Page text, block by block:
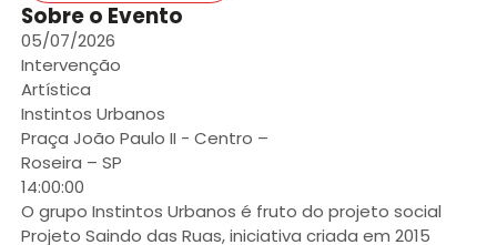
Sobre o Evento
05/07/2026
Intervenção
Artística
Instintos Urbanos
Praça João Paulo II - Centro –
Roseira – SP
14:00:00
O grupo Instintos Urbanos é fruto do projeto social
Projeto Saindo das Ruas, iniciativa criada em 2015